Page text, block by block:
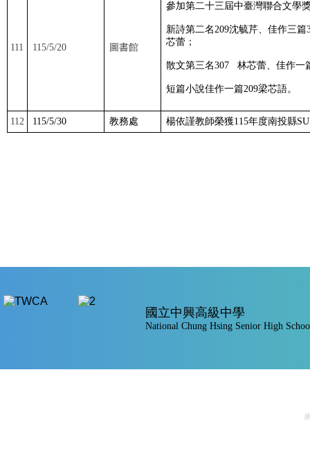
111 115/5/20 圖書館
參加第二十三屆中臺灣聯合文學
新詩第二名209沈毓芹、佳作三篇
芯蕾；
散文第三名307 林芯蕾、佳作一
短篇小說佳作一篇209梁芯語。
112 115/5/30 教務處 楊依謹教師榮獲115年度南投縣
國立中興高級中學
National Chung Hsing Senior High